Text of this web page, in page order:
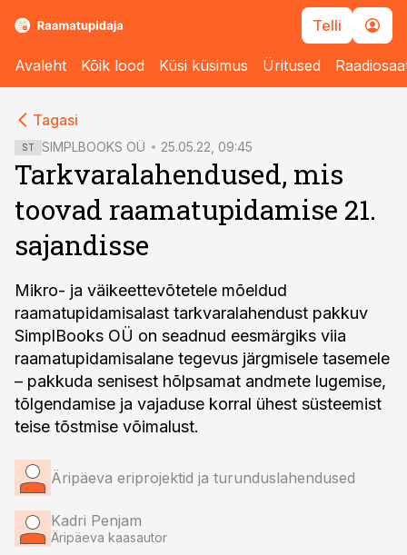
Telli
Avaleht Kõik lood Küsi küsimus Üritused
Tagasi
ST SIMPLBOOKS OÜ 25.05.22, 09:45
Tarkvaralahendused, mis
toovad raamatupidamise 21.
sajandisse
Mikro- ja väikeettevõtetele mõeldud
raamatupidamisalast tarkvaralahendust pakkuv
SimplBooks OÜ on seadnud eesmärgiks viia
raamatupidamisalane tegevus järgmisele tasemele
– pakkuda senisest hõlpsamat andmete lugemise,
tõlgendamise ja vajaduse korral ühest süsteemist
teise tõstmise võimalust.
Äripäeva eriprojektid ja turunduslahendused
Kadri Penjam
Äripäeva kaasautor